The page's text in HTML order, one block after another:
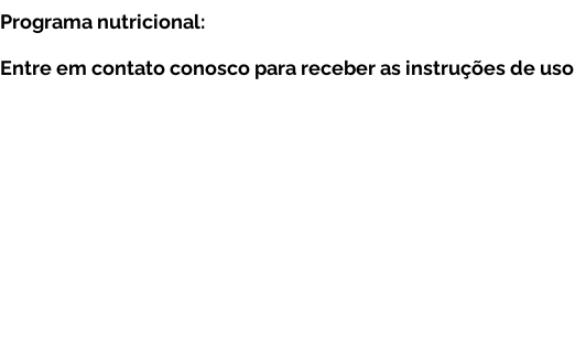
Programa nutricional:
Entre em contato conosco para receber as instruções de uso